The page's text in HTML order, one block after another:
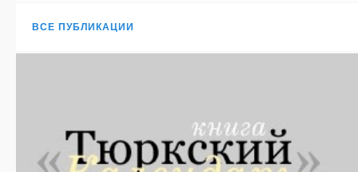
ВСЕ ПУБЛИКАЦИИ